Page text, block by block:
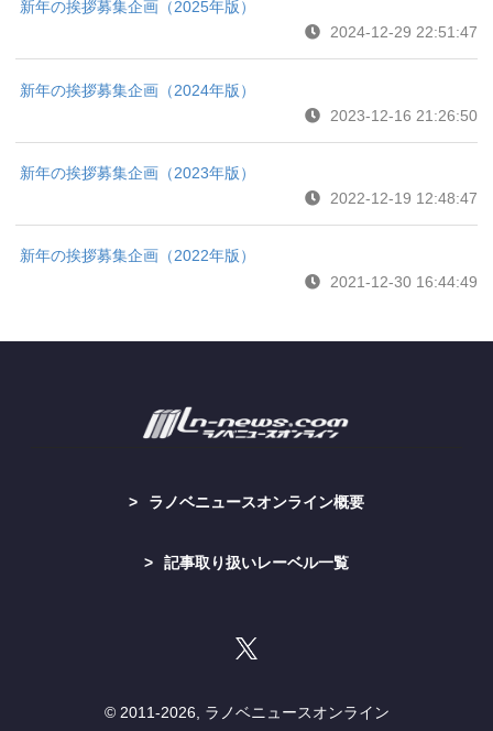
新年の挨拶募集企画（2025年版）
2024-12-29 22:51:47
新年の挨拶募集企画（2024年版）
2023-12-16 21:26:50
新年の挨拶募集企画（2023年版）
2022-12-19 12:48:47
新年の挨拶募集企画（2022年版）
2021-12-30 16:44:49
ラノベニュースオンライン概要
記事取り扱いレーベル一覧
© 2011-2026, ラノベニュースオンライン